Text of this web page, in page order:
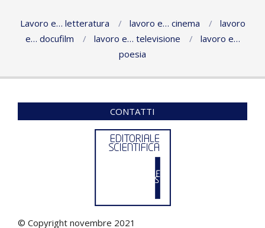
Lavoro e… letteratura lavoro e… cinema
lavoro
e… docufilm
lavoro e… televisione
lavoro e…
poesia
CONTATTI
© Copyright novembre 2021